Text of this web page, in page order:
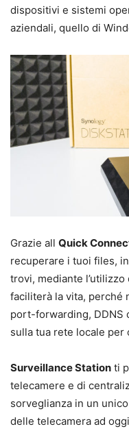
dispositivi e sistemi
aziendali, quello di
Grazie all Quick
recuperare i tuoi files,
trovi, mediante l’utilizzo
faciliterà la vita, perché
port-forwarding, DDNS
sulla tua rete locale per
Surveillance Station ti
telecamere e di
sorveglianza in un
delle telecamera ad